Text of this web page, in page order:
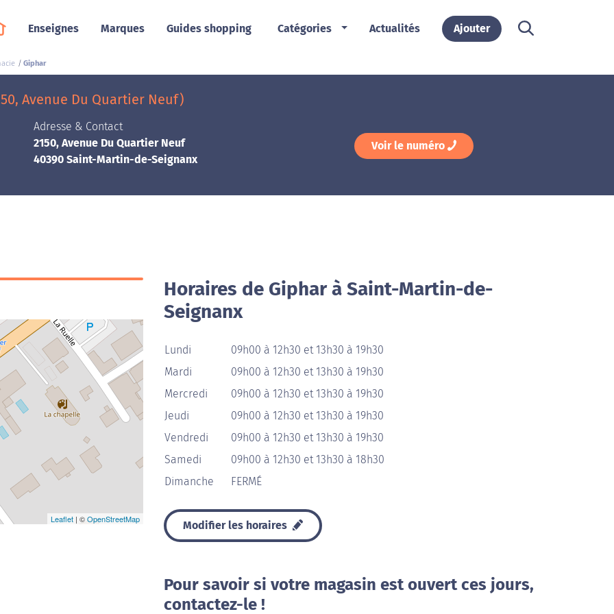
Enseignes Marques Guides shopping Catégories Actualités Ajouter
Giphar
Avenue Du Quartier Neuf)
Adresse & Contact
2150, Avenue Du Quartier Neuf
40390 Saint-Martin-de-Seignanx
Voir le numéro
Leaflet | ©OpenStreetMap
Horaires de Giphar à Saint-Martin-de-
Seignanx
Lundi
09h00 à 12h30 et 13h30 à 19h30
Mardi
09h00 à 12h30 et 13h30 à 19h30
Mercredi
09h00 à 12h30 et 13h30 à 19h30
Jeudi
09h00 à 12h30 et 13h30 à 19h30
Vendredi
09h00 à 12h30 et 13h30 à 19h30
Samedi
09h00 à 12h30 et 13h30 à 18h30
Dimanche
FERMÉ
Modifier les horaires
Pour savoir si votre magasin est ouvert ces jours,
contactez-le !